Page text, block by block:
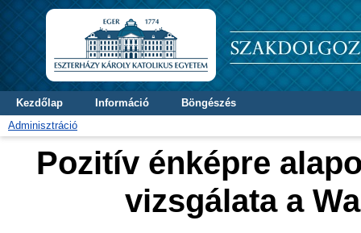
Kezdőlap Információ
Böngészés
Adminisztráció
Pozitív énképre
vizsgálata a